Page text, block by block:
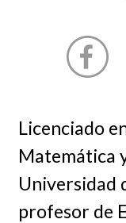
Licenciado
Matemática
Universidad
profesor de